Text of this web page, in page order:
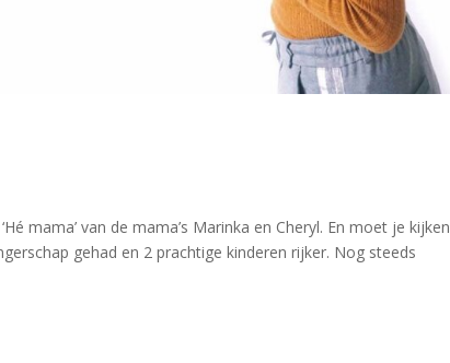
mama’ van de mama’s Marinka en Cheryl. En moet je kijken
gehad en 2 prachtige kinderen rijker. Nog steeds